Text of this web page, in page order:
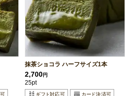
抹茶ショコラ ハーフサイズ1本
2,700円
25pt